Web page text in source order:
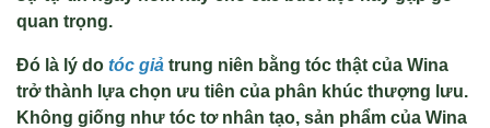
quan trọng.
Đó là lý do tóc giả trung niên bằng tóc thật của Wina
trở thành lựa chọn ưu tiên của phân khúc thượng lưu.
Không giống như tóc tơ nhân tạo, sản phẩm của Wina